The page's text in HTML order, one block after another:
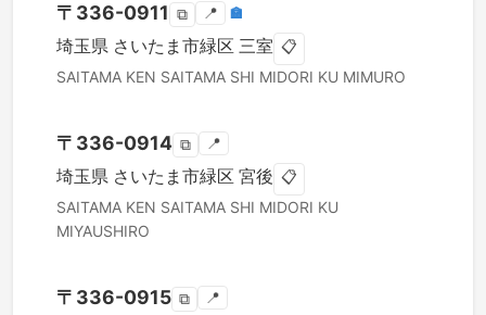
〒 336-0911 ⧉ 📍 🏣
埼玉県 さいたま市緑区 三室 📋
SAITAMA KEN SAITAMA SHI MIDORI KU MIMURO
〒 336-0914 ⧉ 📍
埼玉県 さいたま市緑区 宮後 📋
SAITAMA KEN SAITAMA SHI MIDORI KU
MIYAUSHIRO
〒 336-0915 ⧉ 📍